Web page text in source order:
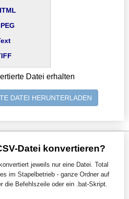
Datei erhalten
DATEI HERUNTERLADEN
Datei konvertieren?
jeweils nur eine Datei. Total
im Stapelbetrieb - ganze Ordner auf
die Befehlszeile oder ein .bat-Skript.